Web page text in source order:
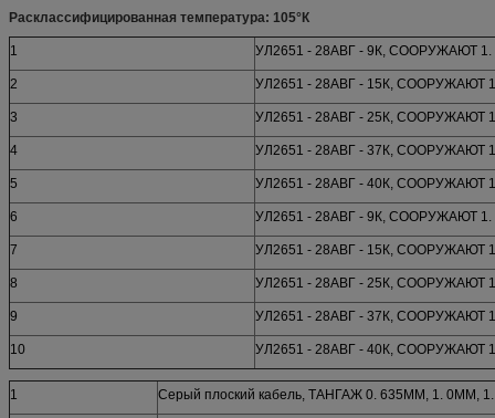
Расклассифицированная температура: 105°К
1 УЛ2651 - 28АВГ - 9К, СООРУЖАЮТ
2 УЛ2651 - 28АВГ - 15К, СООРУЖАЮТ
3 УЛ2651 - 28АВГ - 25К, СООРУЖАЮТ
4 УЛ2651 - 28АВГ - 37К, СООРУЖАЮТ
5 УЛ2651 - 28АВГ - 40К, СООРУЖАЮТ
6 УЛ2651 - 28АВГ - 9К, СООРУЖАЮТ
7 УЛ2651 - 28АВГ - 15К, СООРУЖАЮТ
8 УЛ2651 - 28АВГ - 25К, СООРУЖАЮТ
9 УЛ2651 - 28АВГ - 37К, СООРУЖАЮТ
10 УЛ2651 - 28АВГ - 40К, СООРУЖАЮТ
1 Серый плоский кабель, ТАНГАЖ 0. 635ММ, 1. 0ММ,